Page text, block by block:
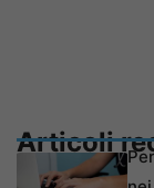
Articoli